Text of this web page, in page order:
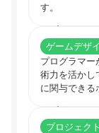
す。
ゲームデザ
プログラマー
術力を活かし
に関与できる
プロジェク